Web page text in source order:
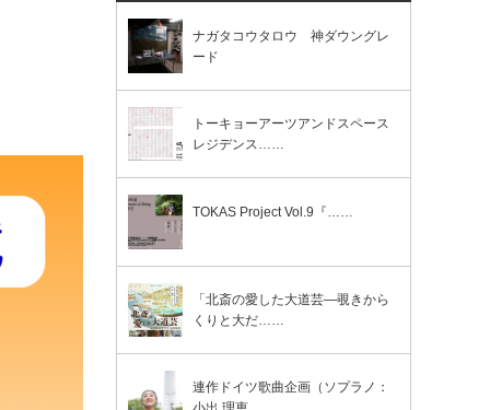
ナガタコウタロウ 神ダウングレ
ード
トーキョーアーツアンドスペース
レジデンス……
TOKAS Project Vol.9『……
「北斎の愛した大道芸―覗きから
くりと大だ……
連作ドイツ歌曲企画（ソプラノ：